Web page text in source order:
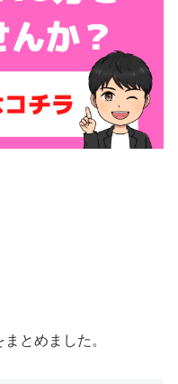
とめました。